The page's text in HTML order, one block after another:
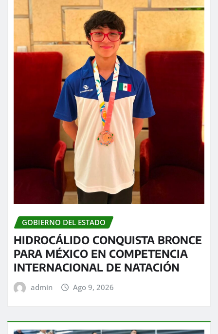
GOBIERNO DEL ESTADO
HIDROCÁLIDO CONQUISTA BRONCE
PARA MÉXICO EN COMPETENCIA
INTERNACIONAL DE NATACIÓN
admin Ago 9, 2026